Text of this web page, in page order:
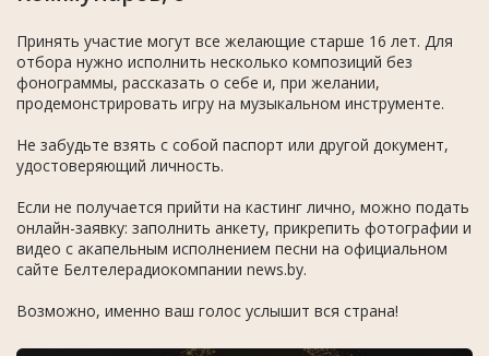
Принять участие могут все желающие старше 16 лет. Для
отбора нужно исполнить несколько композиций без
фонограммы, рассказать о себе и, при желании,
продемонстрировать игру на музыкальном инструменте.
Не забудьте взять с собой паспорт или другой документ,
удостоверяющий личность.
Если не получается прийти на кастинг лично, можно подать
онлайн-заявку: заполнить анкету, прикрепить фотографии и
видео с акапельным исполнением песни на официальном
сайте Белтелерадиокомпании news.by.
Возможно, именно ваш голос услышит вся страна!